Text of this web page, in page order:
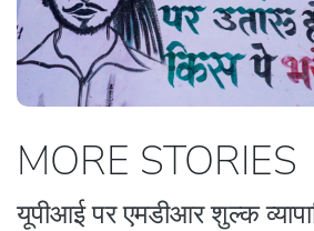
MORE STORIES
यूपीआई पर एमडीआर शुल्क